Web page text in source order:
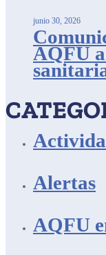
AQFU
junio 30, 2026
Alertas
AQFU